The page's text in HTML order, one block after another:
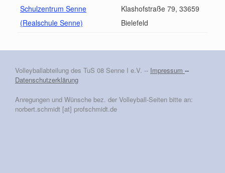
Schulzentrum Senne
(Realschule Senne)
Klashofstraße 79, 33659
Bielefeld
Volleyballabteilung des TuS 08 Senne I e.V. -- Impressum --
Datenschutzerklärung
Anregungen und Wünsche bez. der Volleyball-Seiten bitte an:
norbert.schmidt [at] profschmidt.de